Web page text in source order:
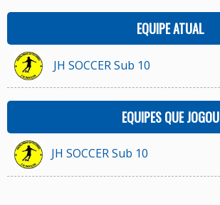
EQUIPE ATUAL
JH SOCCER Sub 10
EQUIPES QUE JOGOU
JH SOCCER Sub 10